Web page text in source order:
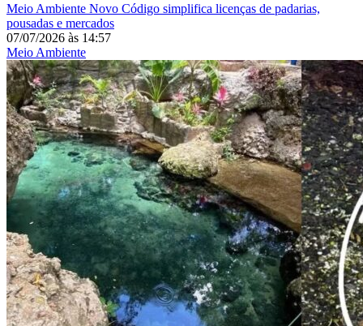
Meio Ambiente Novo Código simplifica licenças de padarias,
pousadas e mercados
07/07/2026 às 14:57
Meio Ambiente